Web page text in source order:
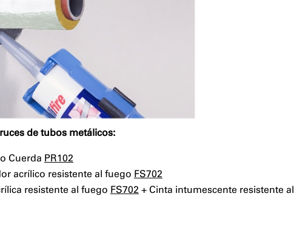
de tubos metálicos:
Cuerda PR102
acrílico resistente al fuego FS702
resistente al fuego FS702 + Cinta intumescente resistente al